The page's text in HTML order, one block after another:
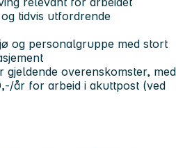
tidvis utfordrende
og personalgruppe med stort
gjeldende overenskomster, med
år for arbeid i akuttpost (ved